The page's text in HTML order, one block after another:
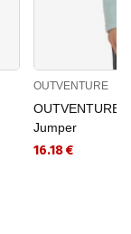
OUTVENTURE
OUTVENTURE
Jumper
16.18 €